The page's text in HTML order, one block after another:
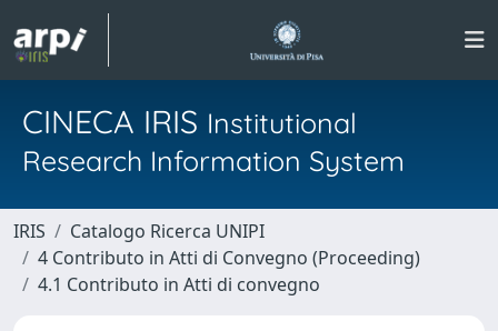
CINECA IRIS Institutional
Research Information System
IRIS
Catalogo Ricerca UNIPI
4 Contributo in Atti di Convegno (Proceeding)
4.1 Contributo in Atti di convegno